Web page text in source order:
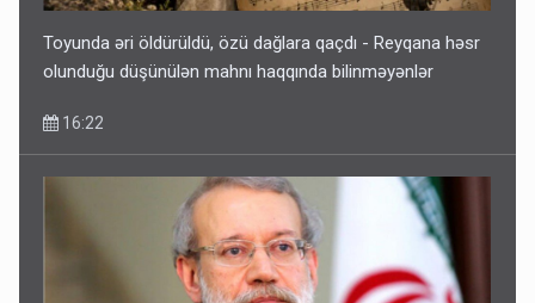
Toyunda əri öldürüldü, özü dağlara qaçdı - Reyqana həsr
olunduğu düşünülən mahnı haqqında bilinməyənlər
16:22